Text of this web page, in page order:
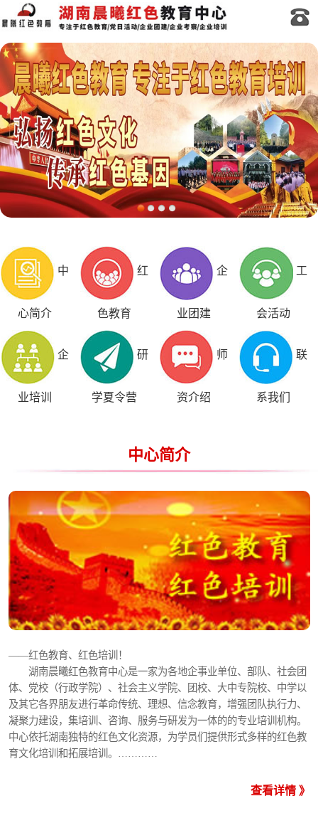
中
心简介
红
色教育
企
业团建
工
会活动
企
业培训
研
学夏令营
师
资介绍
联
系我们
中心简介
——红色教育、红色培训！
湖南晨曦红色教育中心是一家为各地企事业单位、部队、社会团
体、党校（行政学院）、社会主义学院、团校、大中专院校、中学以
及其它各界朋友进行革命传统、理想、信念教育，增强团队执行力、
凝聚力建设，集培训、咨询、服务与研发为一体的的专业培训机构。
中心依托湖南独特的红色文化资源，为学员们提供形式多样的红色教
育文化培训和拓展培训。…………
查看详情 》